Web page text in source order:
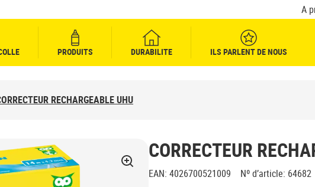
A
PRODUITS DURABILITE ILS PARLENT DE NOUS
RECHARGEABLE UHU
CORRECTEUR
EAN: 4026700521009 Nº d’article: 64682